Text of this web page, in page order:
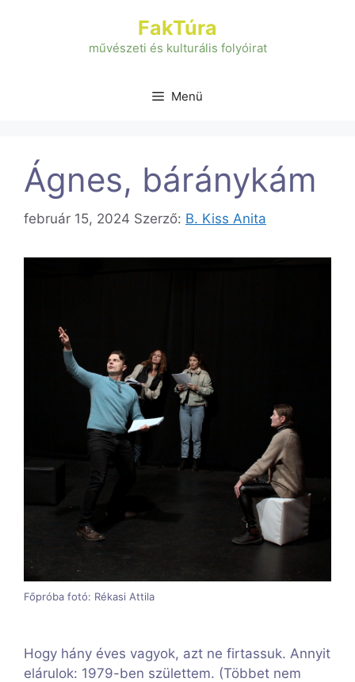
FakTúra
művészeti és kulturális folyóirat
Menü
Ágnes, báránykám
február 15, 2024 Szerző: B. Kiss Anita
Főpróba fotó: Rékasi Attila
Hogy hány éves vagyok, azt ne firtassuk. Annyit
elárulok: 1979-ben születtem. (Többet nem